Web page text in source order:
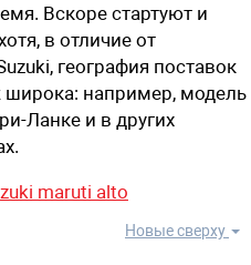
Вскоре стартуют и
в отличие от
география поставок
широка: например, модель
Ланке и в других
maruti alto
Новые сверху